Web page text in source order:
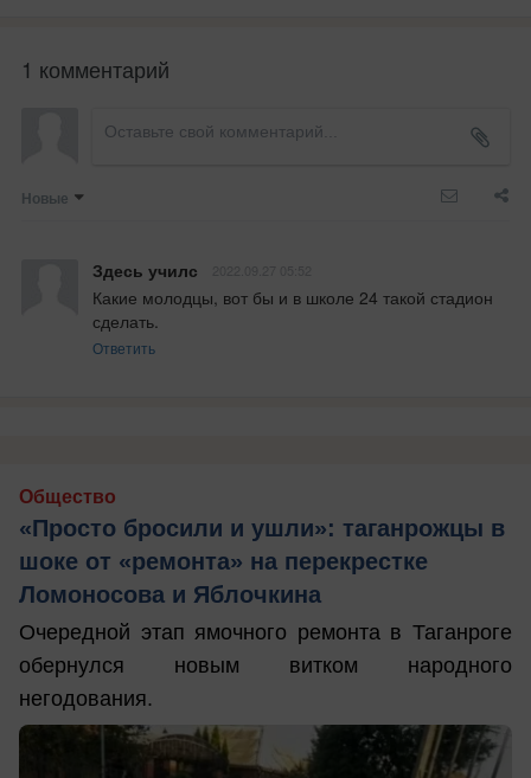
1 комментарий
Новые
Здесь училс
Какие молодцы, вот бы и в школе 24 такой стадион
сделать.
Ответить
Общество
«Просто бросили и ушли»: таганрожцы в
шоке от «ремонта» на перекрестке
Ломоносова и Яблочкина
Очередной этап ямочного ремонта в Таганроге
обернулся новым витком народного
негодования.